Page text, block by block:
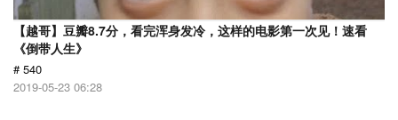
【越哥】豆瓣8.7分，看完浑身发冷，这样的电影第一次见！速看
《倒带人生》
# 540
2019-05-23 06:28